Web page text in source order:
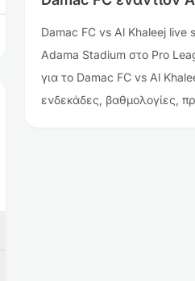
Damac FC vs Al Khaleej live
Adama Stadium στο Pro
για το Damac FC vs Al
ενδεκάδες, βαθμολογίες,